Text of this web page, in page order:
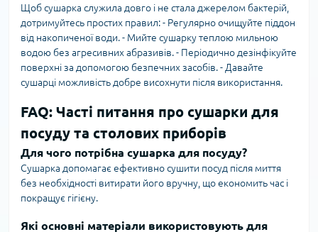
Щоб сушарка служила довго і не стала джерелом бактерій,
дотримуйтесь простих правил: - Регулярно очищуйте піддон
від накопиченої води. - Мийте сушарку теплою мильною
водою без агресивних абразивів. - Періодично дезінфікуйте
поверхні за допомогою безпечних засобів. - Давайте
сушарці можливість добре висохнути після використання.
FAQ: Часті питання про сушарки для
посуду та столових приборів
Для чого потрібна сушарка для посуду?
Сушарка допомагає ефективно сушити посуд після миття
без необхідності витирати його вручну, що економить час і
покращує гігієну.
Які основні матеріали використовують для